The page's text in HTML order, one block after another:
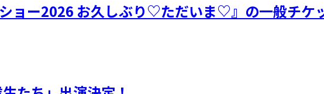
ョー2026 お久しぶり♡ただいま♡』の一般チケ